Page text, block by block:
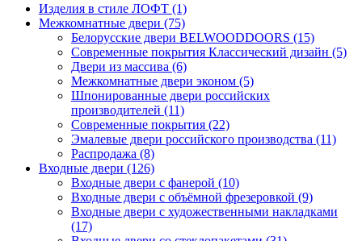
Изделия в стиле ЛОФТ (1)
Межкомнатные двери (75)
Белорусские двери BELWOODDOORS (15)
Современные покрытия Классический дизайн (5)
Двери из массива (6)
Межкомнатные двери эконом (5)
Шпонированные двери российских
производителей (11)
Современные покрытия (22)
Эмалевые двери российского производства (11)
Распродажа (8)
Входные двери (126)
Входные двери с фанерой (10)
Входные двери с объёмной фрезеровкой (9)
Входные двери с художественными накладками
(17)